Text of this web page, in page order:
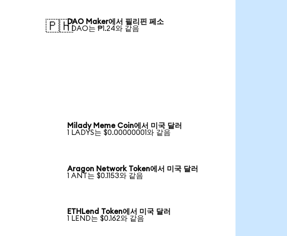
🇵🇭DAO Maker에서 필리핀 페소
1 DAO는 ₱1.24와 같음
Milady Meme Coin에서 미국 달러
1 LADYS는 $0.00000001와 같음
Aragon Network Token에서 미국 달러
1 ANT는 $0.1153와 같음
ETHLend Token에서 미국 달러
1 LEND는 $0.162와 같음